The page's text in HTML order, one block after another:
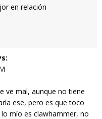
en relación
ve mal, aunque no tiene
ese, pero es que toco
mío es clawhammer, no